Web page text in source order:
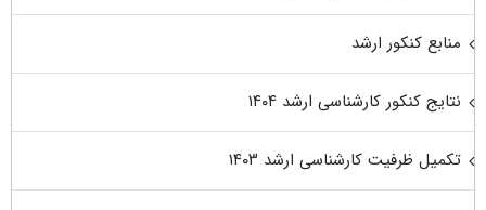
منابع کنکور ارشد
نتایج کنکور کارشناسی ارشد ۱۴۰۴
تکمیل ظرفیت کارشناسی ارشد ۱۴۰۳